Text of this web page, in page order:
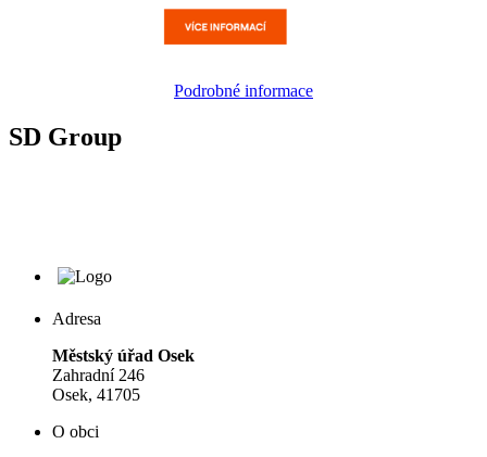
Podrobné informace
SD Group
Adresa
Městský úřad Osek
Zahradní 246
Osek, 41705
O obci